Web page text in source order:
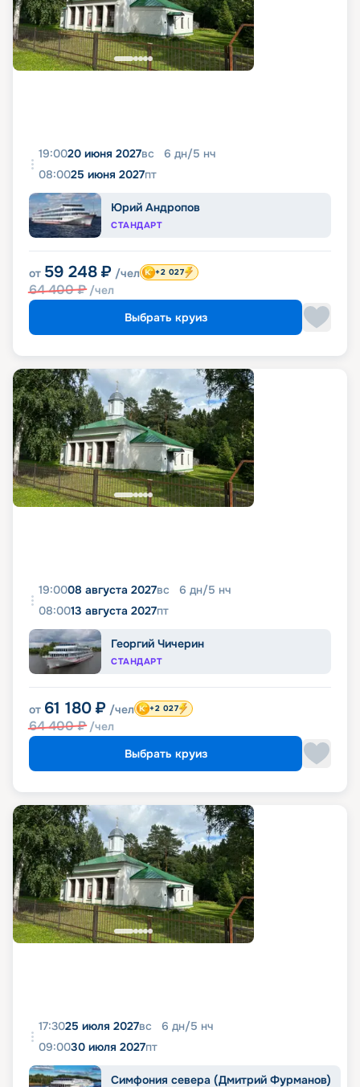
19:0020 июня 2027вс 6 дн/5 нч
08:0025 июня 2027пт
Юрий Андропов
СТАНДАРТ
от 59 248 ₽ /чел
64 400₽ /чел
+2 027
Выбрать круиз
19:0008 августа 2027вс 6 дн/5 нч
08:0013 августа 2027пт
Георгий Чичерин
СТАНДАРТ
от 61 180 ₽ /чел
64 400₽ /чел
+2 027
Выбрать круиз
17:3025 июля 2027вс 6 дн/5 нч
09:0030 июля 2027пт
Симфония севера (Дмитрий Фурманов)